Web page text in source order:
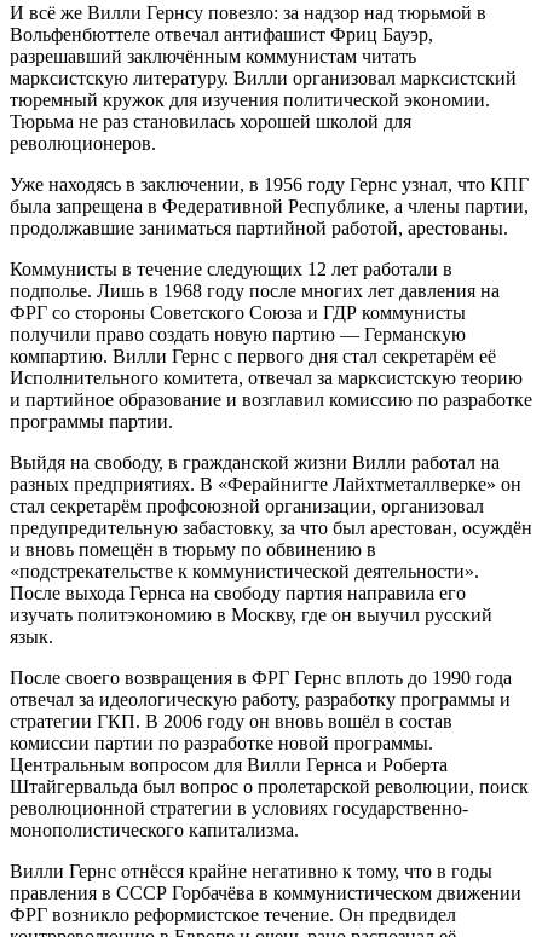
И всё же Вилли Гернсу повезло: за надзор над тюрьмой в
Вольфенбюттеле отвечал антифашист Фриц Бауэр,
разрешавший заключённым коммунистам читать
марксистскую литературу. Вилли организовал марксистский
тюремный кружок для изучения политической экономии.
Тюрьма не раз становилась хорошей школой для
революционеров.
Уже находясь в заключении, в 1956 году Гернс узнал, что КПГ
была запрещена в Федеративной Республике, а члены партии,
продолжавшие заниматься партийной работой, арестованы.
Коммунисты в течение следующих 12 лет работали в
подполье. Лишь в 1968 году после многих лет давления на
ФРГ со стороны Советского Союза и ГДР коммунисты
получили право создать новую партию — Германскую
компартию. Вилли Гернс с первого дня стал секретарём её
Исполнительного комитета, отвечал за марксистскую теорию
и партийное образование и возглавил комиссию по разработке
программы партии.
Выйдя на свободу, в гражданской жизни Вилли работал на
разных предприятиях. В «Ферайнигте Лайхтметаллверке» он
стал секретарём профсоюзной организации, организовал
предупредительную забастовку, за что был арестован, осуждён
и вновь помещён в тюрьму по обвинению в
«подстрекательстве к коммунистической деятельности».
После выхода Гернса на свободу партия направила его
изучать политэкономию в Москву, где он выучил русский
язык.
После своего возвращения в ФРГ Гернс вплоть до 1990 года
отвечал за идеологическую работу, разработку программы и
стратегии ГКП. В 2006 году он вновь вошёл в состав
комиссии партии по разработке новой программы.
Центральным вопросом для Вилли Гернса и Роберта
Штайгервальда был вопрос о пролетарской революции, поиск
революционной стратегии в условиях государственно-
монополистического капитализма.
Вилли Гернс отнёсся крайне негативно к тому, что в годы
правления в СССР Горбачёва в коммунистическом движении
ФРГ возникло реформистское течение. Он предвидел